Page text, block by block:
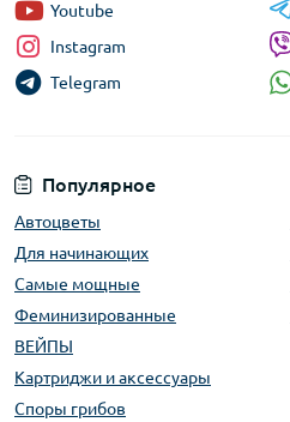
Популярное
Автоцветы
Для начинающих
Самые мощные
Феминизированные
ВЕЙПЫ
Картриджи и аксессуары
Споры грибов
Youtube
Instagram
Telegram